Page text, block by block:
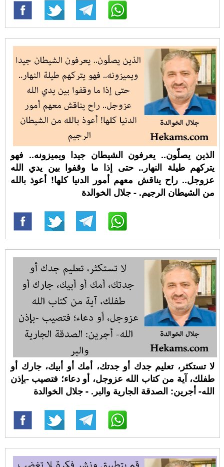
الذين يصلّون.. يعرفون الشيطان جيدا ويميزونه.. فهو
يتركهم طيلة النهار.. حتى إذا ما وقفوا بين يدي الله
عزوجل.. راح يناقش معهم أمور الدنيا كلها! أعوذ بالله
من الشيطان الرجيم. - جلال الخوالدة
لا تستكثر، تعليم جدك أو جدتك، أمك أو أبيك، جارك أو
طفلك، آية من كتاب الله عزوجل، أو دعاء؛ فتصيب -بإذن
الله- أجرين: الصدقة الجارية والبر. - جلال الخوالدة